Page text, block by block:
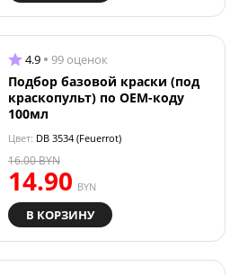
4.9 99 оценок
Подбор базовой краски (под
краскопульт) по OEM-коду
100мл
Цвет: DB 3534 (Feuerrot)
14.90 BYN
16.00BYN
В КОРЗИНУ